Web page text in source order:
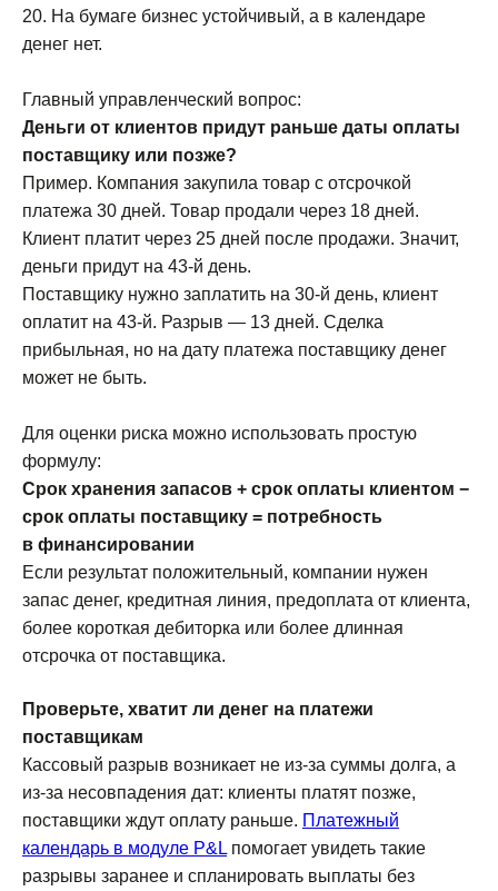
20. На бумаге бизнес устойчивый, а в календаре
денег нет.
Главный управленческий вопрос:
Деньги от клиентов придут раньше даты оплаты
поставщику или позже?
Пример. Компания закупила товар с отсрочкой
платежа 30 дней. Товар продали через 18 дней.
Клиент платит через 25 дней после продажи. Значит,
деньги придут на 43-й день.
Поставщику нужно заплатить на 30-й день, клиент
оплатит на 43-й. Разрыв — 13 дней. Сделка
прибыльная, но на дату платежа поставщику денег
может не быть.
Для оценки риска можно использовать простую
формулу:
Срок хранения запасов + срок оплаты клиентом −
срок оплаты поставщику = потребность
в финансировании
Если результат положительный, компании нужен
запас денег, кредитная линия, предоплата от клиента,
более короткая дебиторка или более длинная
отсрочка от поставщика.
Проверьте, хватит ли денег на платежи
поставщикам
Кассовый разрыв возникает не из-за суммы долга, а
из-за несовпадения дат: клиенты платят позже,
поставщики ждут оплату раньше. Платежный
календарь в модуле P&L помогает увидеть такие
разрывы заранее и спланировать выплаты без